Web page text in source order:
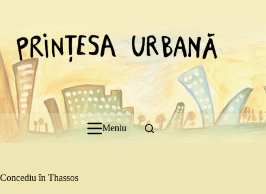
Meniu
Concediu în Thassos